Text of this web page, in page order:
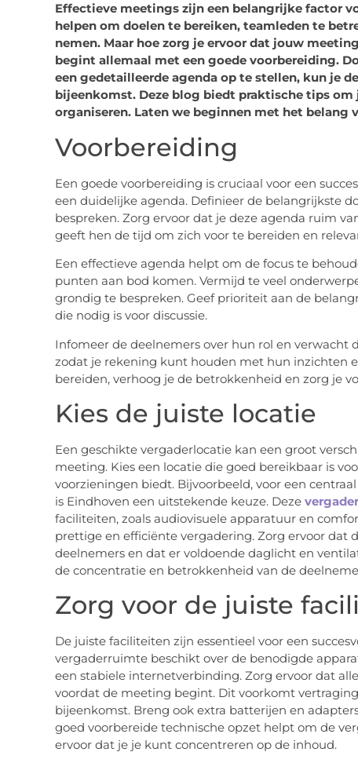
Effectieve meetings zijn een belangrijke factor
helpen om doelen te bereiken, teamleden te
nemen. Maar hoe zorg je ervoor dat jouw
begint allemaal met een goede voorbereiding.
een gedetailleerde agenda op te stellen, kun je
bijeenkomst. Deze blog biedt praktische tips
organiseren. Laten we beginnen met het belang
Voorbereiding
Een goede voorbereiding is cruciaal voor een
een duidelijke agenda. Definieer de belangrijkste
bespreken. Zorg ervoor dat je deze agenda ruim
geeft hen de tijd om zich voor te bereiden en
Een effectieve agenda helpt om de focus te
punten aan bod komen. Vermijd te veel
grondig te bespreken. Geef prioriteit aan de
die nodig is voor discussie.
Infomeer de deelnemers over hun rol en verwacht
zodat je rekening kunt houden met hun inzichten
bereiden, verhoog je de betrokkenheid en zorg je
Kies de juiste locatie
Een geschikte vergaderlocatie kan een groot
meeting. Kies een locatie die goed bereikbaar is
voorzieningen biedt. Bijvoorbeeld, voor een
is Eindhoven een uitstekende keuze. Deze
faciliteiten, zoals audiovisuele apparatuur en
prettige en efficiënte vergadering. Zorg ervoor dat
deelnemers en dat er voldoende daglicht en
de concentratie en betrokkenheid van de
Zorg voor de juiste
De juiste faciliteiten zijn essentieel voor een
vergaderruimte beschikt over de benodigde
een stabiele internetverbinding. Zorg ervoor dat
voordat de meeting begint. Dit voorkomt
bijeenkomst. Breng ook extra batterijen en
goed voorbereide technische opzet helpt om de
ervoor dat je je kunt concentreren op de inhoud.